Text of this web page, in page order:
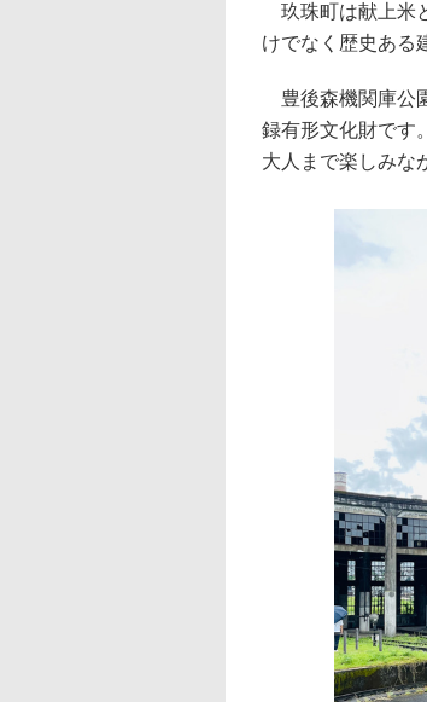
玖珠町は献上米
けでなく歴史ある
豊後森機関庫公
録有形文化財です
大人まで楽しみな